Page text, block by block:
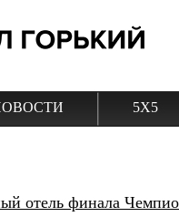
5Х5
отель финала